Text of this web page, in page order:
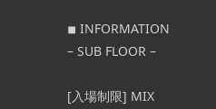
◾︎ INFORMATION
– SUB FLOOR –
[入場制限] MIX